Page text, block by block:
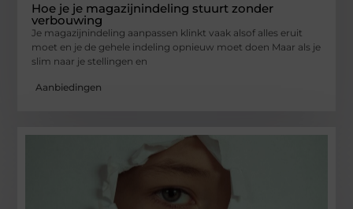
Hoe je je magazijnindeling stuurt zonder
verbouwing
Je magazijnindeling aanpassen klinkt vaak alsof alles eruit
moet en je de gehele indeling opnieuw moet doen Maar als je
slim naar je stellingen en
Aanbiedingen